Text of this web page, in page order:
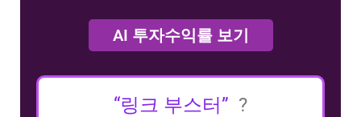
AI 투자수익률 보기
“링크 부스터” ?